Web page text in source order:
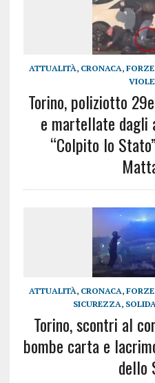
ATTUALITÀ, CRONACA,
Torino, poliziotto
e martellate dagli
“Colpito lo
ATTUALITÀ, CRONACA,
SICUREZZA,
Torino, scontri al
bombe carta e
dello